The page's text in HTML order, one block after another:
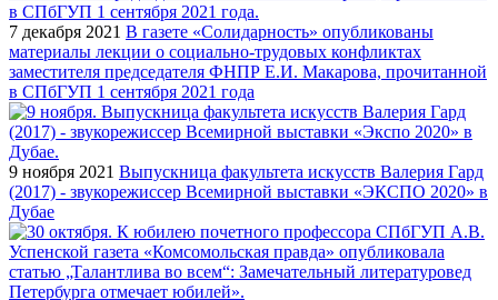
7 декабря 2021 В газете «Солидарность» опубликованы
материалы лекции о социально-трудовых конфликтах
заместителя председателя ФНПР Е.И. Макарова, прочитанной
в СПбГУП 1 сентября 2021 года
9 ноября 2021 Выпускница факультета искусств Валерия Гард
(2017) - звукорежиссер Всемирной выставки «ЭКСПО 2020» в
Дубае